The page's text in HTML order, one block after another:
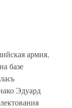
армия,
базе
Эдуард